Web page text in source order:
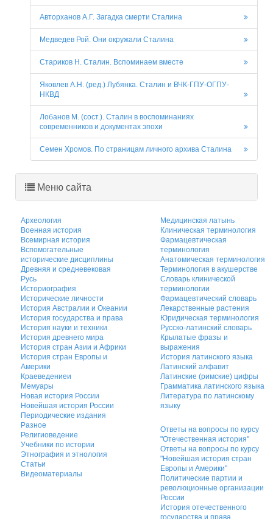
Авторханов А.Г. Загадка смерти Сталина
Медведев Рой. Они окружали Сталина
Стариков H. Сталин. Вспоминаем вместе
Яковлев А.Н. (ред.) Лубянка. Сталин и ВЧК-ГПУ-ОГПУ-
НКВД
Лобанов М. (сост.). Сталин в воспоминаниях
современников и документах эпохи
Семен Хромов. По страницам личного архива Сталина
Меню сайта
Археология
Военная история
Всемирная история
Вспомогательные
исторические дисциплины
Древняя и средневековая
Русь
Историография
Исторические личности
История Австралии и Океании
История государства и права
История науки и техники
История древнего мира
История стран Азии и Африки
История стран Европы и
Америки
Краеведениеи
Мемуары
Новая история России
Новейшая история России
Периодические издания
Разное
Религиоведение
Учебники по истории
Этнография и этнология
Статьи
Видеоматериалы
Медицинская латынь
Клиническая терминология
Фармацевтическая
терминология
Анатомическая терминология
Терминология в акушерстве
Словарь клинической
терминологии
Фармацевтический словарь
Лекарственные растения
Юридическая терминология
Русско-латинский словарь
Крылатые фразы и
выражения
История латинского языка
Латинский алфавит
Латинские (римские) цифры
Грамматика латинского языка
Литература по латинскому
языку
Ответы на вопросы по курсу
"Отечественная история"
Ответы на вопросы по курсу
"Новейшая история стран
Европы и Америки"
Политические партии и
революционные организации
России
История отечественного
государства и права